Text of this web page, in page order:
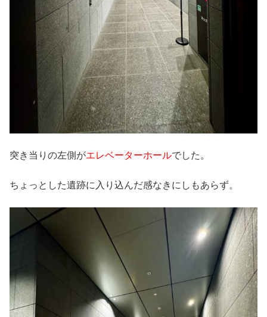
突き当りの左側がエレベーターホールでした。
ちょっとした遺跡に入り込んだ感なきにしもあらず。